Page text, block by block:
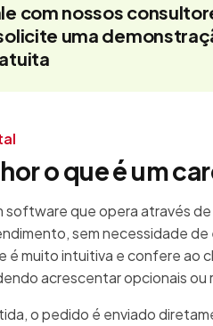
com nossos
uma
o que é um
software que opera através
sem necessidade
é muito intuitiva e confere ao
acrescentar opcionais ou
o pedido é enviado